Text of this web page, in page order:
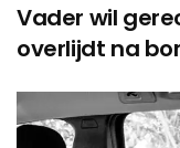
Vader wil
overlijdt na